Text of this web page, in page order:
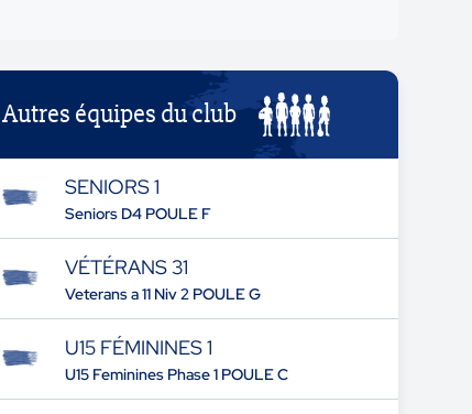
Autres équipes du club
SENIORS 1
Seniors D4 POULE F
VÉTÉRANS 31
Veterans a 11 Niv 2 POULE G
U15 FÉMININES 1
U15 Feminines Phase 1 POULE C